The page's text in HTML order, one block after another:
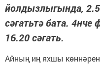
йолдызлыгында,
сәгатьтә бата.
16.20 сәгать.
Айның иң яхшы